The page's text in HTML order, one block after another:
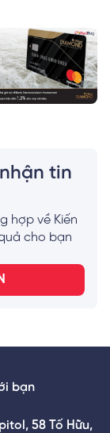
tin
hợp về Kiến
cho bạn
bạn
58 Tố Hữu,